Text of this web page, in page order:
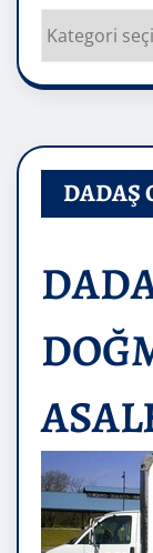
Kategoriler
DADAŞ